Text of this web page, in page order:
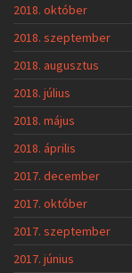
2018. október
2018. szeptember
2018. augusztus
2018. július
2018. május
2018. április
2017. december
2017. október
2017. szeptember
2017. június